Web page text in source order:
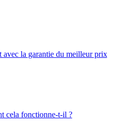
avec la garantie du meilleur prix
cela fonctionne-t-il ?